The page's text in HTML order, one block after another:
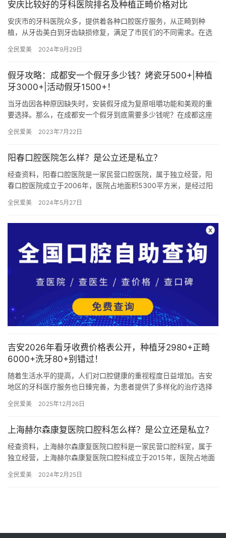
安庆比较好的牙科医院排名及种植正畸价格对比
安庆市的牙科医院众多，提供着各种口腔医疗服务，从正畸到种
植，从牙齿美白到牙齿缺损修复，满足了市民们的不同需求。在选
因素。下…
全民爱美 2024年9月29日
假牙攻略：成都安一个假牙多少钱？烤瓷牙500+|种植
牙3000+|活动假牙1500+！
当牙齿因各种原因缺失时，安装假牙成为复原咀嚼功能和美观的重
要选择。那么，在成都安一个假牙到底需要多少钱呢？在成都这座
的不同…
全民爱美 2023年7月22日
阳春口腔医院怎么样？是公立还是私立？
经查资料，阳春口腔医院是一家民营口腔医院，属于独立经营，阳
春口腔医院成立于2006年，医院占地面积5300平方米，是经过阳
全民爱美 2024年5月27日
吉安2026年看牙收费价格表公开，种植牙2980+正畸
6000+洗牙80+别错过！
随着生活水平的提高，人们对口腔健康的重视程度日益增加。吉安
地区的牙科医疗服务也日臻完善，为患者提供了多样化的治疗选择
涵…
全民爱美 2025年12月26日
上海赫尔森康复医院口腔科怎么样？是公立还是私立？
经查资料，上海赫尔森康复医院口腔科是一家民营口腔科室，属于
独立经营，上海赫尔森康复医院口腔科成立于2015年，医院占地面
全民爱美 2024年2月25日